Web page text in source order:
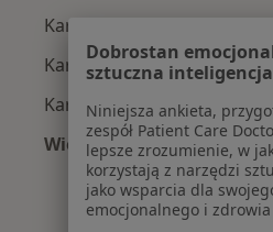
Kardiolodzy z LUX MED w
Kardiolodzy z Compensa w
Kardiolodzy z POLMED w
Więcej (9)
Więcej w kategorii:
Dobrostan
sztuczna inteligencja
Niniejsza ankieta,
zespół Patient Care
lepsze zrozumienie, w
korzystają z narzędzi
jako wsparcia dla
emocjonalnego i